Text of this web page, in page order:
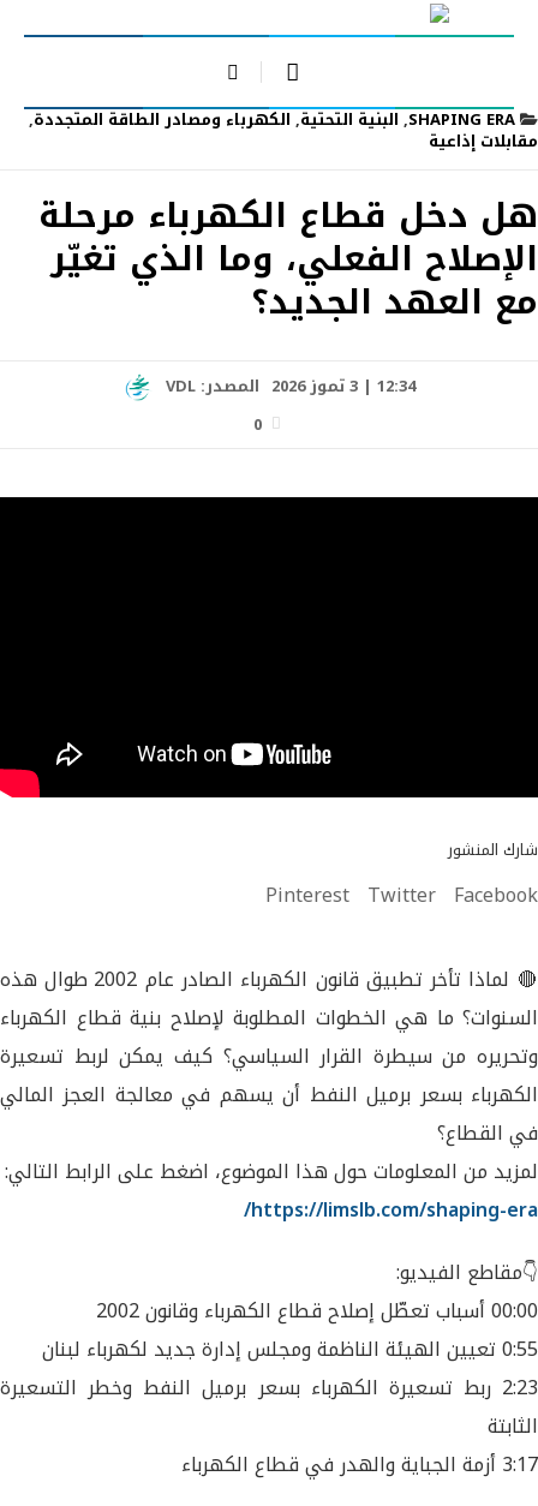
SHAPING ERA
,البنية التحتية,الكهرباء ومصادر الطاقة المتجددة,
مقابلات إذاعية
هل دخل قطاع الكهرباء مرحلة
الإصلاح الفعلي، وما الذي تغيّر
مع العهد الجديد؟
12:34 | 3 تموز 2026 المصدر:VDL
0
شارك المنشور
Facebook
Twitter
Pinterest
🔴 لماذا تأخر تطبيق قانون الكهرباء الصادر عام 2002 طوال هذه
السنوات؟ ما هي الخطوات المطلوبة لإصلاح بنية قطاع الكهرباء
وتحريره من سيطرة القرار السياسي؟ كيف يمكن لربط تسعيرة
الكهرباء بسعر برميل النفط أن يسهم في معالجة العجز المالي
في القطاع؟
لمزيد من المعلومات حول هذا الموضوع، اضغط على الرابط التالي:
https://limslb.com/shaping-era/
👇مقاطع الفيديو:
00:00 أسباب تعطّل إصلاح قطاع الكهرباء وقانون 2002
0:55 تعيين الهيئة الناظمة ومجلس إدارة جديد لكهرباء لبنان
2:23 ربط تسعيرة الكهرباء بسعر برميل النفط وخطر التسعيرة
الثابتة
3:17 أزمة الجباية والهدر في قطاع الكهرباء